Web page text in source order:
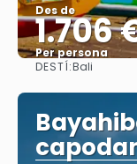
Des de
1.706
Per persona
DESTÍ:Bali